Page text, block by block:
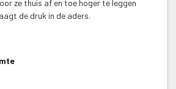
ze thuis af en toe hoger te leggen
de druk in de aders.